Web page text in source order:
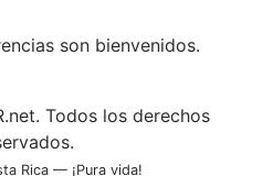
son bienvenidos.
Todos los derechos
Rica — ¡Pura vida!